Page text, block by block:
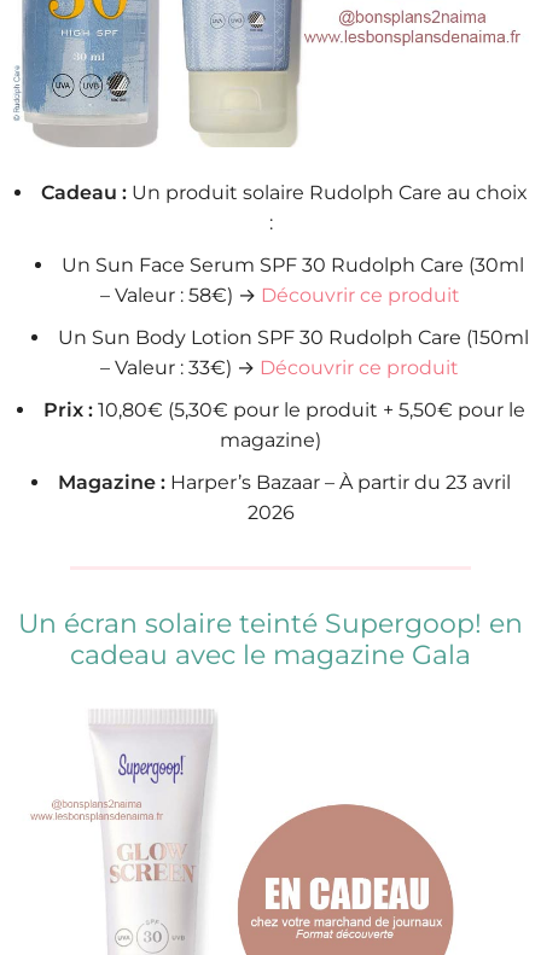
Cadeau : Un produit solaire Rudolph Care au choix
:
Un Sun Face Serum SPF 30 Rudolph Care (30ml
– Valeur : 58€) → Découvrir ce produit
Un Sun Body Lotion SPF 30 Rudolph Care (150ml
– Valeur : 33€) → Découvrir ce produit
Prix :10,80€ (5,30€ pour le produit + 5,50€ pour le
magazine)
Magazine :Harper’s Bazaar – À partir du 23 avril
2026
Un écran solaire teinté Supergoop! en
cadeau avec le magazine Gala